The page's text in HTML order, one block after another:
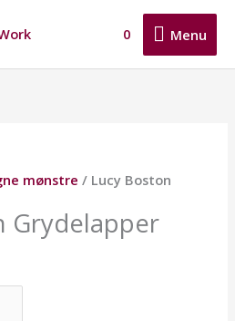
Menu
Menu
0
mønstre / Lucy Boston
Grydelapper